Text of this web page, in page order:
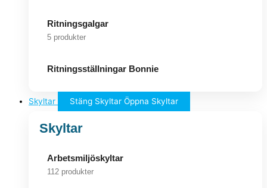
Ritningsgalgar
5 produkter
Ritningsställningar Bonnie
Skyltar Stäng Skyltar Öppna Skyltar
Skyltar
Arbetsmiljöskyltar
112 produkter